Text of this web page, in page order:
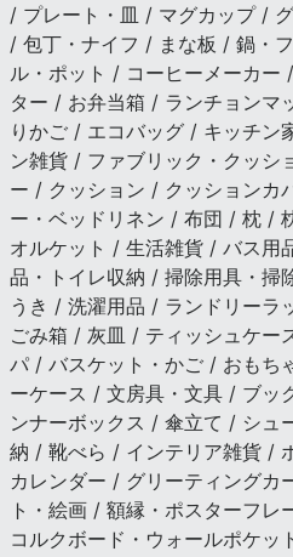
/ プレート・皿 / マグカップ /
/ 包丁・ナイフ / まな板 / 鍋・
ル・ポット / コーヒーメーカー
ター / お弁当箱 / ランチョンマ
りかご / エコバッグ / キッチン
ン雑貨 / ファブリック・クッ
ー / クッション / クッションカ
ー・ベッドリネン / 布団 / 枕 /
オルケット / 生活雑貨 / バス用
品・トイレ収納 / 掃除用具・掃
うき / 洗濯用品 / ランドリーラ
ごみ箱 / 灰皿 / ティッシュケー
パ / バスケット・かご / おもち
ーケース / 文房具・文具 / ブッ
ンナーボックス / 傘立て / シュ
納 / 靴べら / インテリア雑貨 /
カレンダー / グリーティングカ
ト・絵画 / 額縁・ポスターフ
コルクボード・ウォールポケッ